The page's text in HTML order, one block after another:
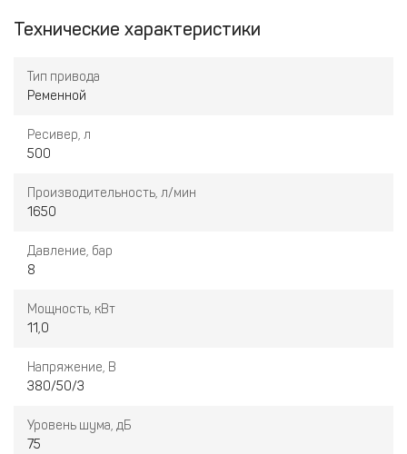
Технические характеристики
Тип привода
Ременной
Ресивер, л
500
Производительность, л/мин
1650
Давление, бар
8
Мощность, кВт
11,0
Напряжение, В
380/50/3
Уровень шума, дБ
75